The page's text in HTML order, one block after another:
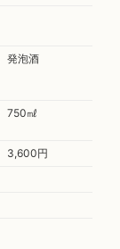
発泡酒
750㎖
3,600円